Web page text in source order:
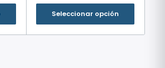
Seleccionar opción